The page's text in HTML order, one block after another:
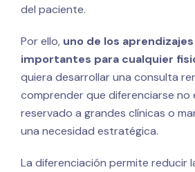
del paciente.
Por ello, uno de los
importantes para cualquier
quiera desarrollar una consulta
comprender que diferenciarse no
reservado a grandes clínicas o
una necesidad estratégica.
La diferenciación permite reducir